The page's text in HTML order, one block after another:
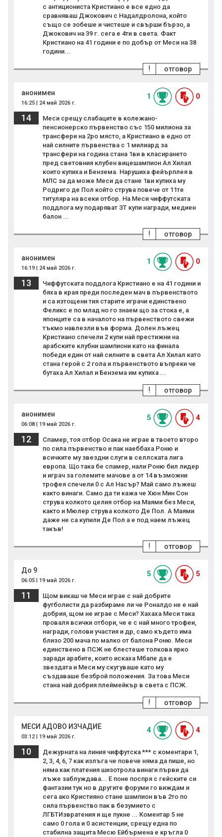
с антициониста Кристиано е все едно да
сравняваш Джокович с Надалдролона, който
също се зобеше и чистеше и свърши бързо, а
Джокович на 39 г. сега е 4ти в света. Факт
Кристиано на 41 години е по добър от Меси на 38
години...
отговор
!
анонимен
16:25 | 24 май 2026 г.
1 0
14
Меси срещу слабаците в колежано-
пенсионерско първенство със 150 милиона за
трансфери на 2ро място, а Кристиано в едно от
най силните първенства с 1 милиард за
трансфери на година стана 1ви в класирането
пред световния клубен вицешампион Ал Хилал
които купиха и Бензема. Нарушиха фейърплея в
МЛС за да може Меси да стане 1ви купиха му
Родриго де Пол който струва повече от 11те
титуляра на всеки отбор. На Меси чиффутската
поддлога му подаряват ЗТ купи награди, медиен
балон ...
отговор
!
анонимен
16:19 | 24 май 2026 г.
1 0
13
Чиффутската поддлога Кристиано е на 41 години и
бяха в края преди последен мач в първенството
и са изтощени тия старите играчи единствено
Феликс е по млад но го знаем що за стока е, а
японците са в началото на първенството свежи
тъкмо навлезли във форма. Долен лъжец
Кристиано спечели 2 купи най престижни на
арабските клубни шампиони като на финала
победи един от най силните в света Ал Хилал като
стана герой с 2 гола и първенството въпреки че
бутаха Ал Хилал и Бензема им купиха ...
отговор
!
анонимен
06:08 | 19 май 2026 г.
5 4
12
Спамер, тоя отбор Осака не играе в твоето второ
по сила първенство и пак наеббаха Роню и
всичките му звездни слуги в селлската лига
европа. Що така бе спамер, нали Роню бил лидер
и играч за големите мачове а от 14 възможни
трофея спечели 0 с Ал Насър? Май само лъжеш
както винаги. Само да ти кажа че Хюн Мин Сон
струва колкото целия отбор на Маями без Меси,
както и Мюлер струва колкото Де Пол. А Маями
даже не са купили Де Пол а е под наем лъжец
такъв!
отговор
!
До 9
06:05 | 19 май 2026 г.
5 5
11
Щом викаш че Меси играе с най добрите
футболисти да разбираме ли че Роналдо не е най
добрия, щом не играе с Меси? Хахаха Меси така
проваля всички отбори, че е с най много трофеи,
награди, голови участия и др, само където има
близо 200 мача по малко от балона Роню. Меси
единствено в ПСЖ не блестеше толкова ярко
заради арабите, които искаха Мбапе да е
звездата и Меси му скугуваше като му
създаваше безброй положения. За това Меси
стана най добрия плеймейкър в света с ПСЖ.
отговор
!
МЕСИ АДОВО ИЗЧАДИЕ
03:12 | 19 май 2026 г.
4 4
10
Дежурната на линия чиффутска *** с коментари 1,
2, 3, 4, 6, 7 как излъга че повече няма да пише, но
няма как платения шизотрола винаги първи да
лъже заблуждава... Е поне поспря с гейските си
фантазии тук но в другите форуми го виждам и
сега ако Кристияно стане шампион във 2то по
сила първенство пак в безумието с
ЛГБТИзвратения и ще пукне ... Коментар 5 не
само 0 гола и 0 асистенции, срещу една по
стабилна защита Месю Ейбърмена е кръгла 0